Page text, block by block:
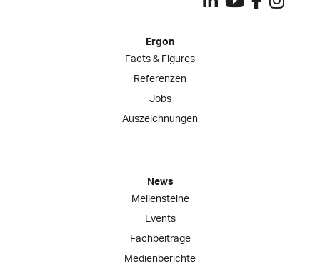
Ergon
Facts & Figures
Referenzen
Jobs
Auszeichnungen
News
Meilensteine
Events
Fachbeiträge
Medienberichte